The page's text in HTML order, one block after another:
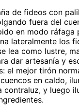
de fideos con
fuera del
en modo ráfaga
lateralmente los
lea como lustre,
dar artesanía y
el mejor tirón
en caldo,
contraluz, y luego